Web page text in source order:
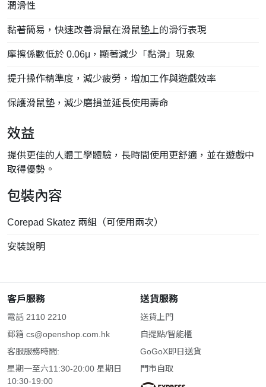
潤滑性
黏著簡易，快速改善滑鼠在滑鼠墊上的滑行表現
摩擦係數低於 0.06μ，顯著減少「黏滑」現象
提升操作精準度，減少疲勞，增加工作與遊戲效率
保護滑鼠墊，減少磨損並延長使用壽命
效益
提供更佳的人體工學體驗，長時間使用更舒適，並在遊戲中
取得優勢。
包裝內容
Corepad Skatez 兩組（可使用兩次）
安裝說明
客戶服務
電話 2110 2210
郵箱 cs@openshop.com.hk
客服服務時間:
星期一至六11:30-20:00 星期日
10:30-19:00
送貨服務
送貨上門
自提點/智能櫃
GoGoX即日送貨
門市自取